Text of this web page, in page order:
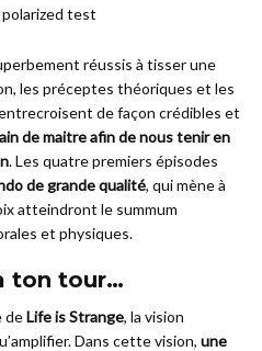
réussis à tisser une
les préceptes théoriques et les
de façon crédibles et
de maitre afin de nous tenir en
. Les quatre premiers épisodes
de grande qualité, qui mène à
atteindront le summum
et physiques.
ton tour…
deLife is Strange, la vision
Dans cette vision, une